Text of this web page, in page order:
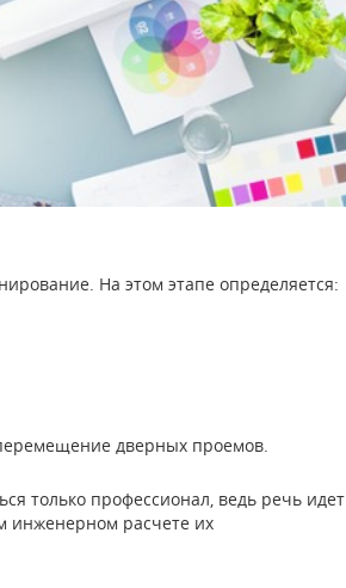
На этом этапе определяется:
дверных проемов.
только профессионал, ведь речь идет
инженерном расчете их